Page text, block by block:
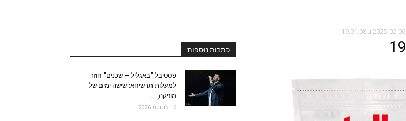
כתבות נוספות
פסטיבל "באגליל – שכנים" חוזר
למעלות תרשיחא: שישה ימים של
מוזיקה,...
6 באוגוסט 2026